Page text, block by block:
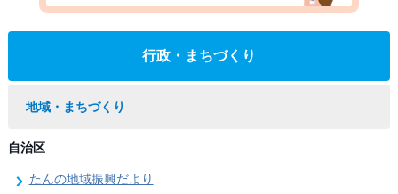
行政・まちづくり
地域・まちづくり
自治区
たんの地域振興だより